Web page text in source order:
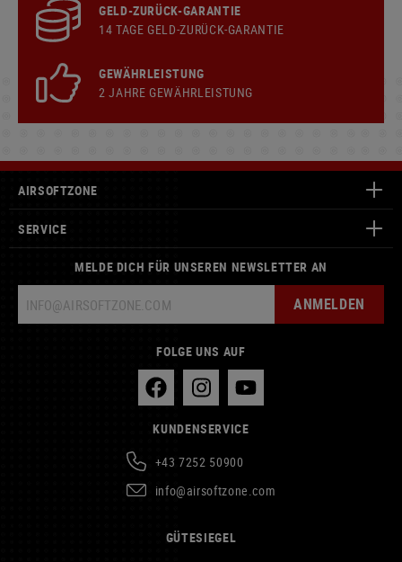
GELD-ZURÜCK-GARANTIE
14 TAGE GELD-ZURÜCK-GARANTIE
GEWÄHRLEISTUNG
2 JAHRE GEWÄHRLEISTUNG
AIRSOFTZONE
SERVICE
MELDE DICH FÜR UNSEREN NEWSLETTER AN
ANMELDEN
FOLGE UNS AUF
KUNDENSERVICE
+43 7252 50900
info@airsoftzone.com
GÜTESIEGEL